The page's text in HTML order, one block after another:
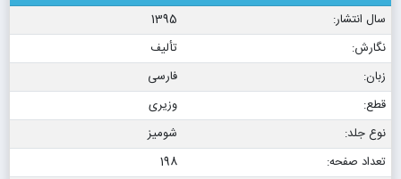
سال انتشار:
1395
نگارش:
تألیف
زبان:
فارسی
قطع:
وزیری
نوع جلد:
شومیز
تعداد صفحه:
198